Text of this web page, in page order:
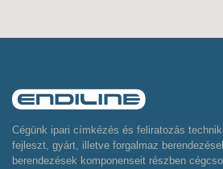
Cégünk ipari címkézés és feliratozás
fejleszt, gyárt, illetve forgalmaz
berendezések komponenseit részben